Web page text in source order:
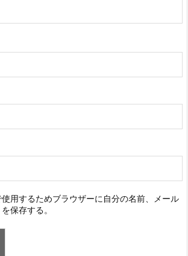
用するためブラウザーに自分の名前、メール
保存する。